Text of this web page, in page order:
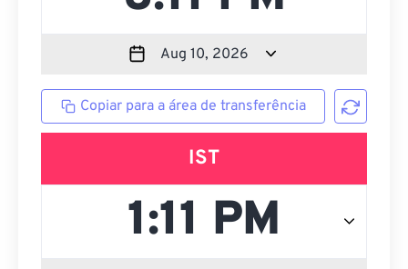
Copiar para a área de transferência
IST